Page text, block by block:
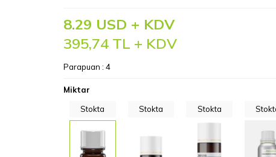
8.29 USD + KDV
395,74 TL + KDV
Parapuan : 4
Miktar
Stokta
Stokta Stokta